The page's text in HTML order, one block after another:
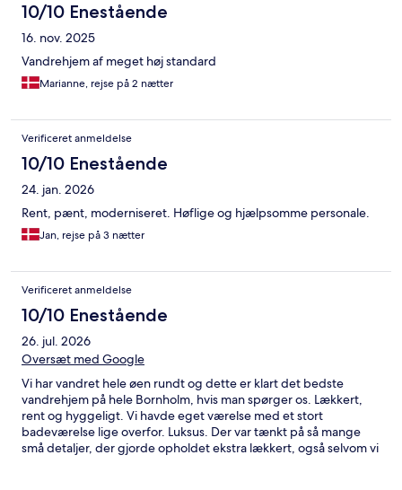
10/10 Enestående
16. nov. 2025
Vandrehjem af meget høj standard
Marianne, rejse på 2 nætter
Verificeret anmeldelse
10/10 Enestående
24. jan. 2026
Rent, pænt, moderniseret. Høflige og hjælpsomme personale.
Jan, rejse på 3 nætter
Verificeret anmeldelse
10/10 Enestående
26. jul. 2026
Oversæt med Google
Vi har vandret hele øen rundt og dette er klart det bedste
vandrehjem på hele Bornholm, hvis man spørger os. Lækkert,
rent og hyggeligt. Vi havde eget værelse med et stort
badeværelse lige overfor. Luksus. Der var tænkt på så mange
små detaljer, der gjorde opholdet ekstra lækkert, også selvom vi